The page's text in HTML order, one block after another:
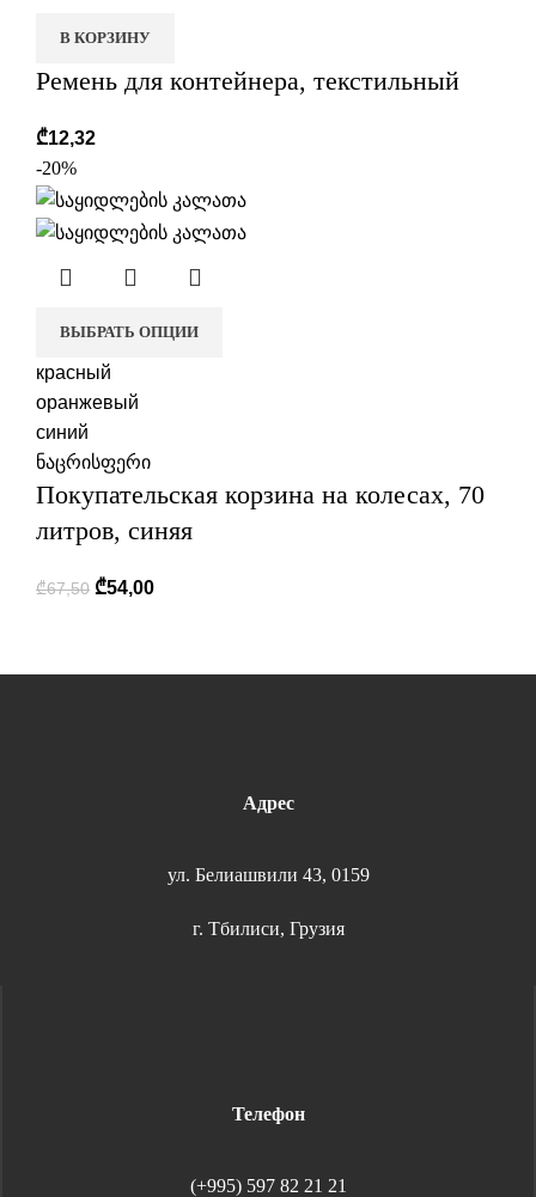
В КОРЗИНУ
Ремень для контейнера, текстильный
₾12,32
-20%
ВЫБРАТЬ ОПЦИИ
красный
оранжевый
синий
ნაცრისფერი
Покупательская корзина на колесах, 70
литров, синяя
₾67,50 ₾54,00
Адрес
ул. Белиашвили 43, 0159
г. Тбилиси, Грузия
Телефон
(+995) 597 82 21 21